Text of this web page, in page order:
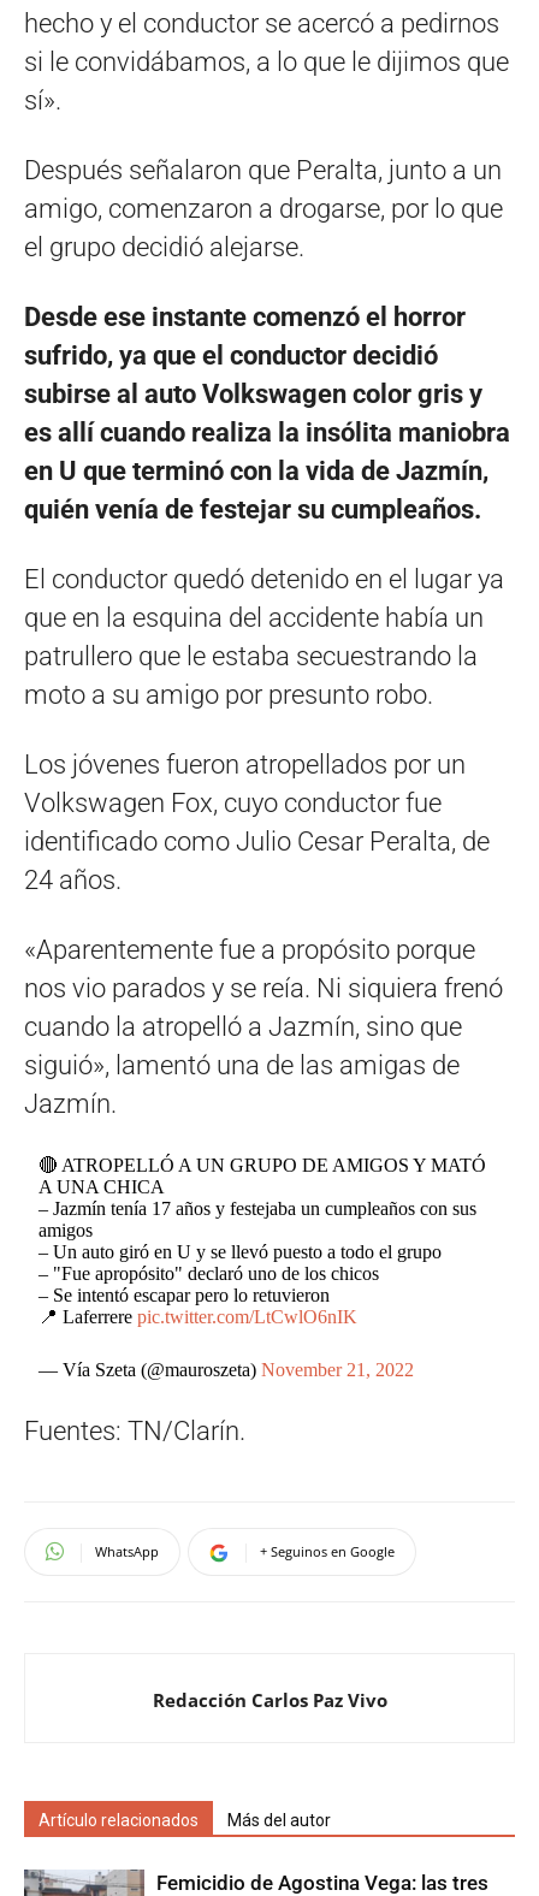
hecho y el conductor se acercó a pedirnos
si le convidábamos, a lo que le dijimos que
sí».
Después señalaron que Peralta, junto a un
amigo, comenzaron a drogarse, por lo que
el grupo decidió alejarse.
Desde ese instante comenzó el horror
sufrido, ya que el conductor decidió
subirse al auto Volkswagen color gris y
es allí cuando realiza la insólita maniobra
en U que terminó con la vida de Jazmín,
quién venía de festejar su cumpleaños.
El conductor quedó detenido en el lugar ya
que en la esquina del accidente había un
patrullero que le estaba secuestrando la
moto a su amigo por presunto robo.
Los jóvenes fueron atropellados por un
Volkswagen Fox, cuyo conductor fue
identificado como Julio Cesar Peralta, de
24 años.
«Aparentemente fue a propósito porque
nos vio parados y se reía. Ni siquiera frenó
cuando la atropelló a Jazmín, sino que
siguió», lamentó una de las amigas de
Jazmín.
🔴 ATROPELLÓ A UN GRUPO DE AMIGOS Y MATÓ
A UNA CHICA
– Jazmín tenía 17 años y festejaba un cumpleaños con sus
amigos
– Un auto giró en U y se llevó puesto a todo el grupo
– "Fue apropósito" declaró uno de los chicos
– Se intentó escapar pero lo retuvieron
📍 Laferrerepic.twitter.com/LtCwlO6nIK
— Vía Szeta (@mauroszeta)November 21, 2022
Fuentes: TN/Clarín.
WhatsApp + Seguinos en Google
Redacción Carlos Paz Vivo
Artículo relacionados Más del autor
Femicidio de Agostina Vega: las tres